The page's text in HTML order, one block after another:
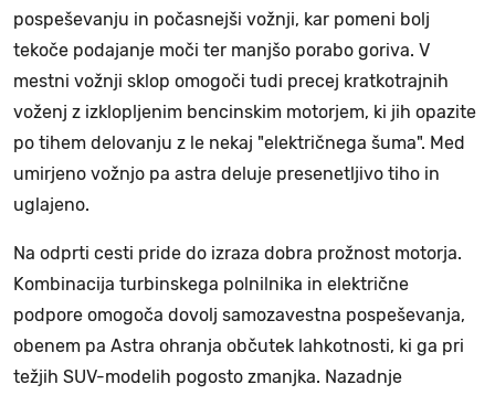
pospeševanju in počasnejši vožnji, kar pomeni bolj
tekoče podajanje moči ter manjšo porabo goriva. V
mestni vožnji sklop omogoči tudi precej kratkotrajnih
voženj z izklopljenim bencinskim motorjem, ki jih opazite
po tihem delovanju z le nekaj "električnega šuma". Med
umirjeno vožnjo pa astra deluje presenetljivo tiho in
uglajeno.
Na odprti cesti pride do izraza dobra prožnost motorja.
Kombinacija turbinskega polnilnika in električne
podpore omogoča dovolj samozavestna pospeševanja,
obenem pa Astra ohranja občutek lahkotnosti, ki ga pri
težjih SUV-modelih pogosto zmanjka. Nazadnje